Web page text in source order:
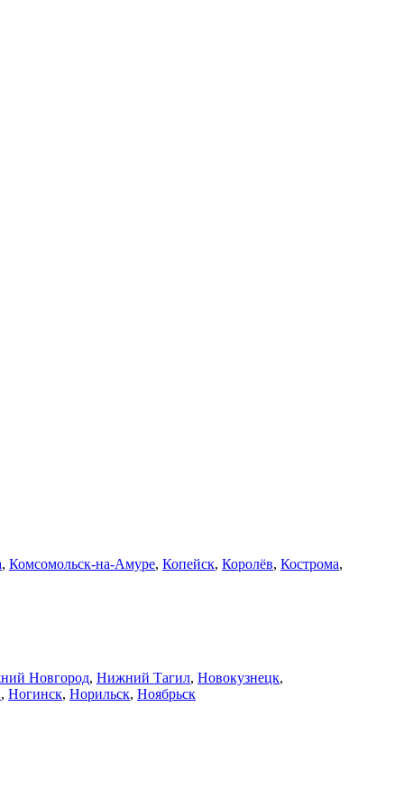
, Комсомольск-на-Амуре, Копейск, Королёв, Кострома,
Новгород, Нижний Тагил, Новокузнецк,
, Ногинск, Норильск, Ноябрьск